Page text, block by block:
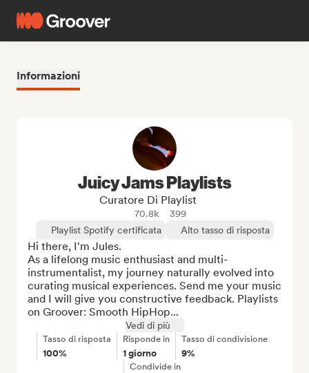
Informazioni
Juicy Jams Playlists
Curatore Di Playlist
70.8k
399
Playlist Spotify certificata
Alto tasso di risposta
Hi there, I'm Jules.
As a lifelong music enthusiast and multi-
instrumentalist, my journey naturally evolved into
curating musical experiences. Send me your music
and I will give you constructive feedback. Playlists
on Groover: Smooth HipHop...
Vedi di più
Tasso di risposta
100%
Risponde in
1 giorno
Tasso di condivisione
9%
Condivide in